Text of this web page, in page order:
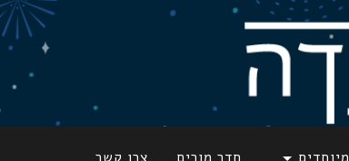
מיוחדים חדר מורים צרו קשר